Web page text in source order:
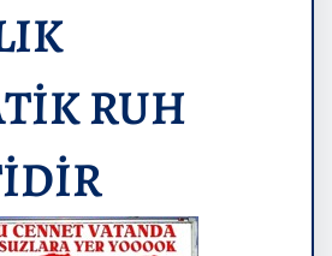
RUH